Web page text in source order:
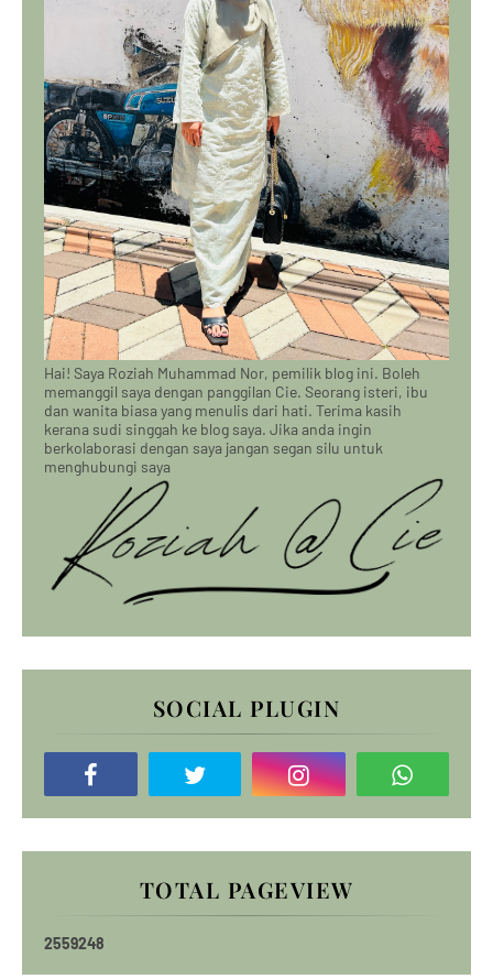
Hai! Saya Roziah Muhammad Nor, pemilik blog ini. Boleh
memanggil saya dengan panggilan Cie. Seorang isteri, ibu
dan wanita biasa yang menulis dari hati. Terima kasih
kerana sudi singgah ke blog saya. Jika anda ingin
berkolaborasi dengan saya jangan segan silu untuk
menghubungi saya
SOCIAL PLUGIN
TOTAL PAGEVIEW
2559248